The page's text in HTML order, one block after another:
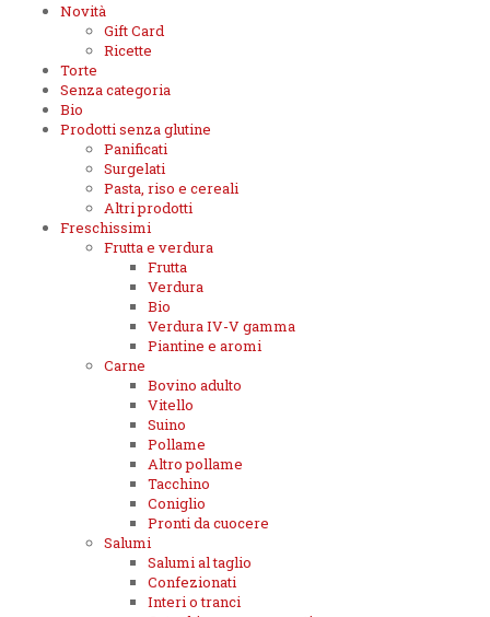
Novità
Gift Card
Ricette
Torte
Senza categoria
Bio
Prodotti senza glutine
Panificati
Surgelati
Pasta, riso e cereali
Altri prodotti
Freschissimi
Frutta e verdura
Frutta
Verdura
Bio
Verdura IV-V gamma
Piantine e aromi
Carne
Bovino adulto
Vitello
Suino
Pollame
Altro pollame
Tacchino
Coniglio
Pronti da cuocere
Salumi
Salumi al taglio
Confezionati
Interi o tranci